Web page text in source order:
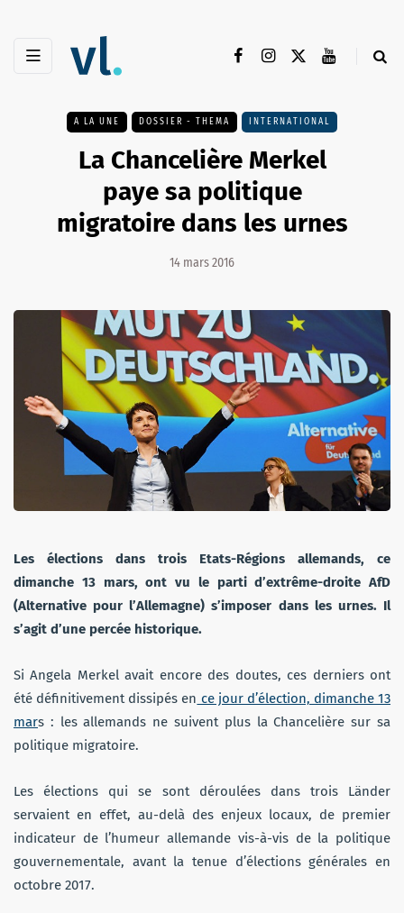
A LA UNE DOSSIER - THEMA INTERNATIONAL
La Chancelière Merkel
paye sa politique
migratoire dans les urnes
14 mars 2016
Les élections dans trois Etats-Régions allemands, ce
dimanche 13 mars, ont vu le parti d’extrême-droite AfD
(Alternative pour l’Allemagne) s’imposer dans les urnes. Il
s’agit d’une percée historique.
Si Angela Merkel avait encore des doutes, ces derniers ont
été définitivement dissipés en ce jour d’élection, dimanche 13
mars : les allemands ne suivent plus la Chancelière sur sa
politique migratoire.
Les élections qui se sont déroulées dans trois Länder
servaient en effet, au-delà des enjeux locaux, de premier
indicateur de l’humeur allemande vis-à-vis de la politique
gouvernementale, avant la tenue d’élections générales en
octobre 2017.